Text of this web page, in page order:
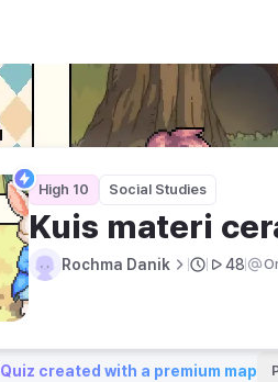
High 10 Social Studies
Kuis materi
Rochma Danik 48
Quiz created with a premium map